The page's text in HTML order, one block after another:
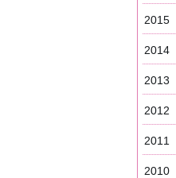
2015
2014
2013
2012
2011
2010